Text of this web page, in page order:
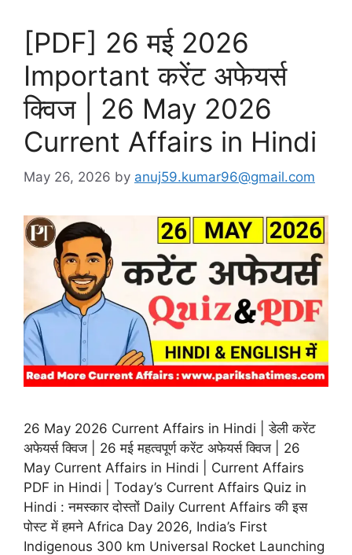
[PDF] 26 मई 2026
Important करेंट अफेयर्स
क्विज | 26 May 2026
Current Affairs in Hindi
May 26, 2026 by anuj59.kumar96@gmail.com
26 May 2026 Current Affairs in Hindi | डेली करेंट
अफेयर्स क्विज | 26 मई महत्वपूर्ण करेंट अफेयर्स क्विज | 26
May Current Affairs in Hindi | Current Affairs
PDF in Hindi | Today’s Current Affairs Quiz in
Hindi : नमस्कार दोस्तों Daily Current Affairs की इस
पोस्ट में हमने Africa Day 2026, India’s First
Indigenous 300 km Universal Rocket Launching